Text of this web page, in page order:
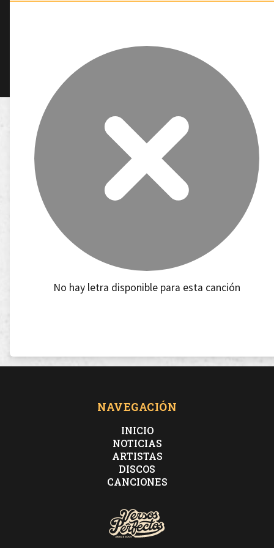
No hay letra disponible para esta canción
NAVEGACIÓN
INICIO
NOTICIAS
ARTISTAS
DISCOS
CANCIONES